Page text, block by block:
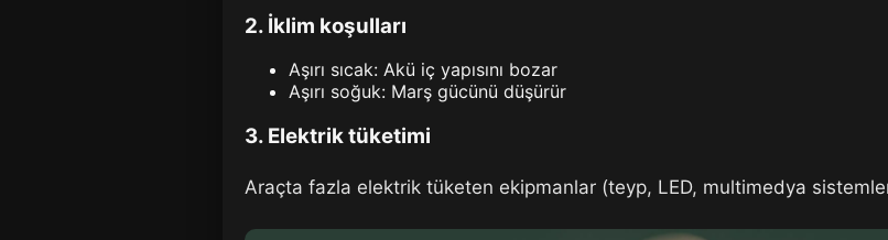
2. İklim koşulları
Aşırı sıcak: Akü iç yapısını bozar
Aşırı soğuk: Marş gücünü düşürür
3. Elektrik tüketimi
Araçta fazla elektrik tüketen ekipmanlar (teyp, LED, multimedya